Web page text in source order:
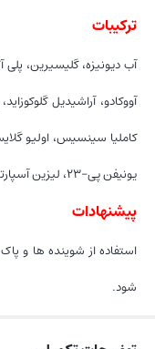
ترکیبات
آووکادو، آراشیدیل
یونیفن پی-۲۳، لیزین آسپارتات، مالتو دکسترین، ساکارید هیدرولیزات
پیشنهادات
استفاده از شوینده ها و
شود.